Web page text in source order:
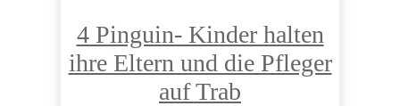
4 Pinguin- Kinder halten
ihre Eltern und die Pfleger
auf Trab